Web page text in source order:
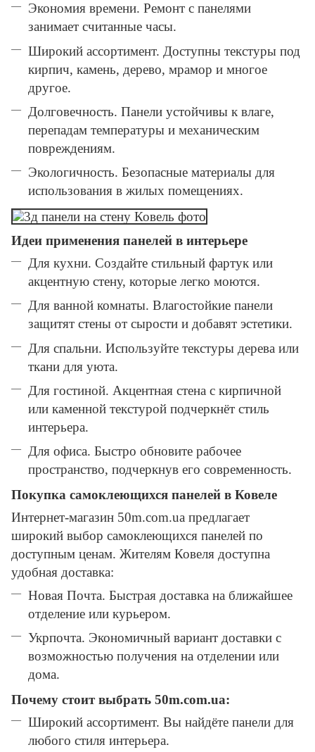
Экономия времени. Ремонт с панелями
занимает считанные часы.
Широкий ассортимент. Доступны текстуры под
кирпич, камень, дерево, мрамор и многое
другое.
Долговечность. Панели устойчивы к влаге,
перепадам температуры и механическим
повреждениям.
Экологичность. Безопасные материалы для
использования в жилых помещениях.
Идеи применения панелей в интерьере
Для кухни. Создайте стильный фартук или
акцентную стену, которые легко моются.
Для ванной комнаты. Влагостойкие панели
защитят стены от сырости и добавят эстетики.
Для спальни. Используйте текстуры дерева или
ткани для уюта.
Для гостиной. Акцентная стена с кирпичной
или каменной текстурой подчеркнёт стиль
интерьера.
Для офиса. Быстро обновите рабочее
пространство, подчеркнув его современность.
Покупка самоклеющихся панелей в Ковеле
Интернет-магазин 50m.com.ua предлагает
широкий выбор самоклеющихся панелей по
доступным ценам. Жителям Ковеля доступна
удобная доставка:
Новая Почта. Быстрая доставка на ближайшее
отделение или курьером.
Укрпочта. Экономичный вариант доставки с
возможностью получения на отделении или
дома.
Почему стоит выбрать 50m.com.ua:
Широкий ассортимент. Вы найдёте панели для
любого стиля интерьера.